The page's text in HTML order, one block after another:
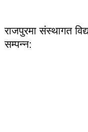
राजपुरमा संस्थागत
सम्पन्न: